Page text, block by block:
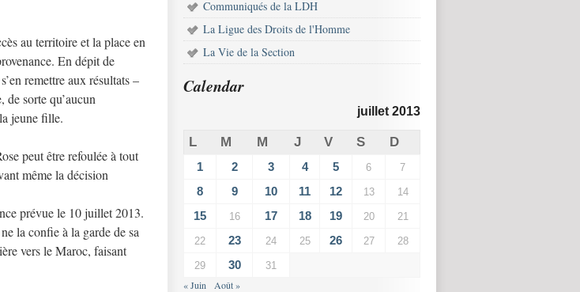
au territoire et la place en
En dépit de
remettre aux résultats –
sorte qu’aucun
jeune fille.
peut être refoulée à tout
même la décision
prévue le 10 juillet 2013.
la confie à la garde de sa
vers le Maroc, faisant
Communiqués de la LDH
La Ligue des Droits de l'Homme
La Vie de la Section
Calendar
juillet 2013
L M M J V S D
1 2 3 4 5 6 7
8 9 10 11 12 13 14
15 16 17 18 19 20 21
22 23 24 25 26 27 28
29 30 31
« Juin Août »